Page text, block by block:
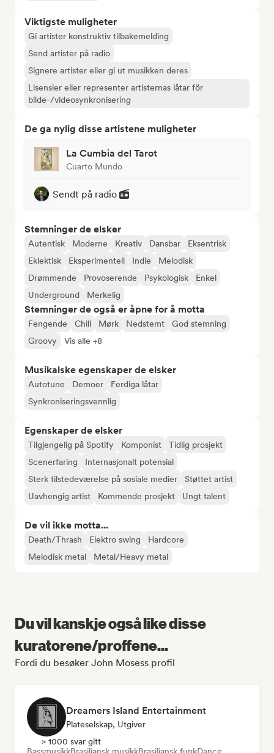
Viktigste muligheter
Gi artister konstruktiv tilbakemelding
Send artister på radio
Signere artister eller gi ut musikken deres
Lisensier eller representer artisternas låtar för
bilde-/videosynkronisering
De ga nylig disse artistene muligheter
La Cumbia del Tarot
Cuarto Mundo
Sendt på radio
Stemninger de elsker
Autentisk Moderne Kreativ Dansbar
Eksentrisk
Eklektisk
Eksperimentell Indie
Melodisk
Drømmende
Provoserende Psykologisk
Enkel
Underground
Merkelig
Stemninger de også er åpne for å motta
Fengende Chill Mørk Nedstemt
God stemning
Groovy
Vis alle +8
Musikalske egenskaper de elsker
Autotune Demoer
Ferdiga låtar
Synkroniseringsvennlig
Egenskaper de elsker
Tilgjengelig på Spotify Komponist
Tidlig prosjekt
Scenerfaring
Internasjonalt potensial
Sterk tilstedeværelse på sosiale medier
Støttet artist
Uavhengig artist
Kommende prosjekt Ungt talent
De vil ikke motta...
Death/Thrash Elektro swing
Hardcore
Melodisk metal
Metal/Heavy metal
Du vil kanskje også like disse
kuratorene/proffene...
Fordi du besøker John Mosess profil
Dreamers Island Entertainment
Plateselskap, Utgiver
> 1000 svar gitt